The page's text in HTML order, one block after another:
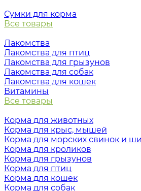
Сумки для корма
Все товары
Лакомства
Лакомства для птиц
Лакомства для грызунов
Лакомства для собак
Лакомства для кошек
Витамины
Все товары
Корма для животных
Корма для крыс, мышей
Корма для морских свинок и
Корма для кроликов
Корма для грызунов
Корма для птиц
Корма для кошек
Корма для собак